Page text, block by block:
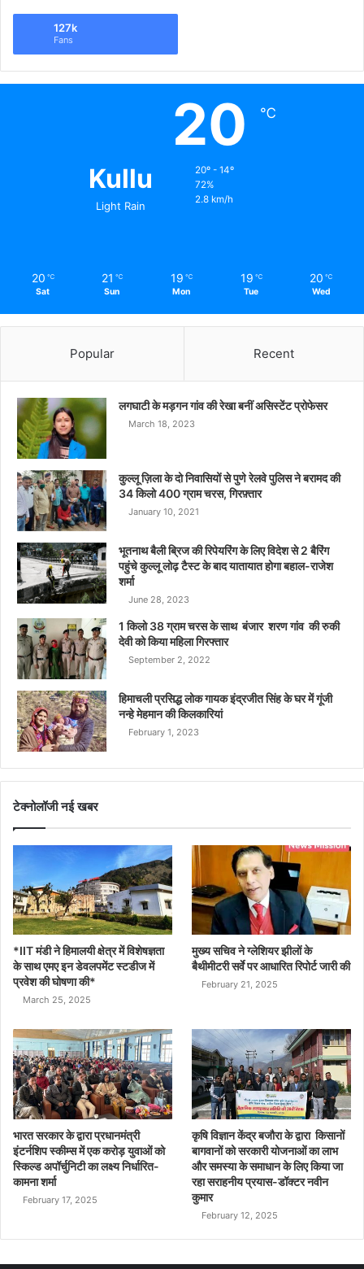
127k
Fans
Kullu
Light Rain
20 ℃
20º - 14º
72%
2.8 km/h
20 ℃
Sat
21 ℃
Sun
19 ℃
Mon
19 ℃
Tue
20 ℃
Wed
Popular Recent
लगघाटी के मड़गन गांव की रेखा बनीं असिस्टेंट प्रोफेसर
March 18, 2023
कुल्लू ज़िला के दो निवासियों से पुणे रेलवे पुलिस ने बरामद की
34 किलो 400 ग्राम चरस, गिरफ़्तार
January 10, 2021
भूतनाथ बैली ब्रिज की रिपेयरिंग के लिए विदेश से 2 बैरिंग
पहुंचे कुल्लू लोढ़ टैस्ट के बाद यातायात होगा बहाल-राजेश
शर्मा
June 28, 2023
1 किलो 38 ग्राम चरस के साथ बंजार शरण गांव की रुकी
देवी को किया महिला गिरफ्तार
September 2, 2022
हिमाचली प्रसिद्ध लोक गायक इंद्रजीत सिंह के घर में गूंजी
नन्हे मेहमान की किलकारियां
February 1, 2023
टेक्नोलॉजी नई खबर
*IIT मंडी ने हिमालयी क्षेत्र में विशेषज्ञता
के साथ एमए इन डेवलपमेंट स्टडीज में
प्रवेश की घोषणा की*
March 25, 2025
मुख्य सचिव ने ग्लेशियर झीलों के
बैथीमीटरी सर्वे पर आधारित रिपोर्ट जारी की
February 21, 2025
भारत सरकार के द्वारा प्रधानमंत्री
इंटर्नशिप स्कीम्स में एक करोड़ युवाओं को
स्किल्ड अपॉर्चुनिटी का लक्ष्य निर्धारित-
कामना शर्मा
February 17, 2025
कृषि विज्ञान केंद्र बजौरा के द्वारा किसानों
बागवानों को सरकारी योजनाओं का लाभ
और समस्या के समाधान के लिए किया जा
रहा सराहनीय प्रयास-डॉक्टर नवीन
कुमार
February 12, 2025